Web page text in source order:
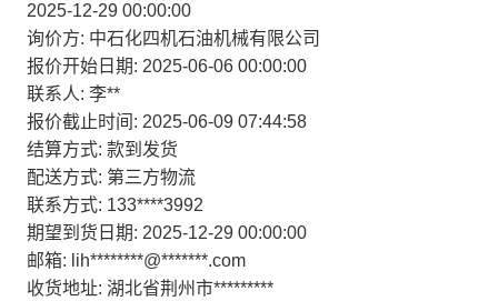
2025-12-29 00:00:00
询价方: 中石化四机石油机械有限公司
报价开始日期: 2025-06-06 00:00:00
联系人: 李**
报价截止时间: 2025-06-09 07:44:58
结算方式: 款到发货
配送方式: 第三方物流
联系方式: 133****3992
期望到货日期: 2025-12-29 00:00:00
邮箱: lih********@*******.com
收货地址: 湖北省荆州市*********